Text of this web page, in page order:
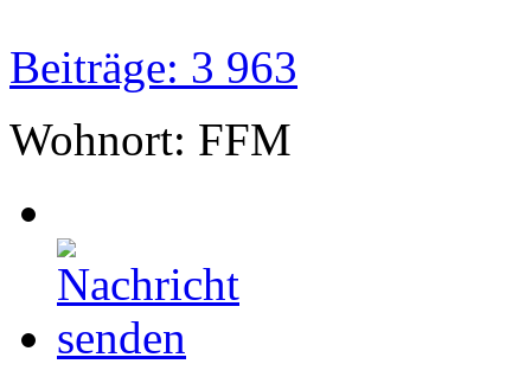
Beiträge: 3 963
Wohnort: FFM